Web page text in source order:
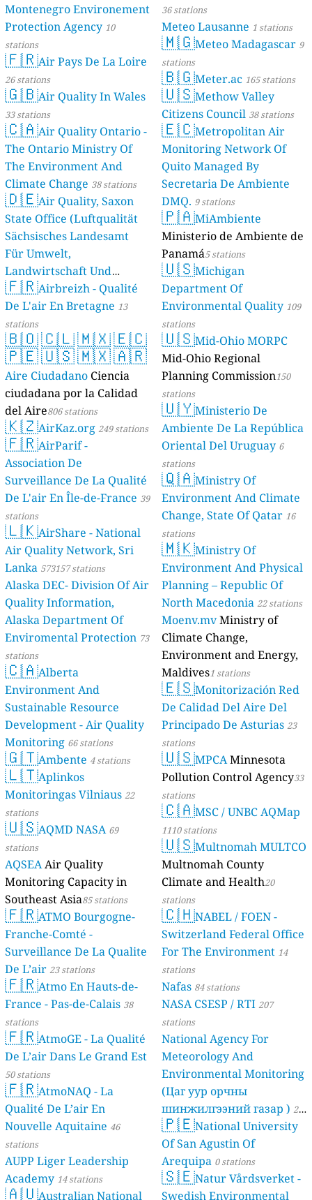
Montenegro Environement
Protection Agency 10
stations
🇫🇷Air Pays De La Loire
26 stations
🇬🇧Air Quality In Wales
33 stations
🇨🇦Air Quality Ontario -
The Ontario Ministry Of
The Environment And
Climate Change 38 stations
🇩🇪Air Quality, Saxon
State Office (Luftqualität
Sächsisches Landesamt
Für Umwelt,
Landwirtschaft Und
Geologie) 50 stations
🇫🇷Airbreizh - Qualité
De L'air En Bretagne 13
stations
🇧🇴🇨🇱🇲🇽🇪🇨
🇵🇪🇺🇸🇲🇽🇦🇷
Aire Ciudadano Ciencia
ciudadana por la Calidad
del Aire806 stations
🇰🇿AirKaz.org 249 stations
🇫🇷AirParif -
Association De
Surveillance De La Qualité
De L'air En Île-de-France 39
stations
🇱🇰AirShare - National
Air Quality Network, Sri
Lanka 573157 stations
Alaska DEC- Division Of Air
Quality Information,
Alaska Department Of
Enviromental Protection 73
stations
🇨🇦Alberta
Environment And
Sustainable Resource
Development - Air Quality
Monitoring 66 stations
🇬🇹Ambente 4 stations
🇱🇹Aplinkos
Monitoringas Vilniaus 22
stations
🇺🇸AQMD NASA 69
stations
AQSEAAir Quality
Monitoring Capacity in
Southeast Asia85 stations
🇫🇷ATMO Bourgogne-
Franche-Comté -
Surveillance De La Qualite
De L’air 23 stations
🇫🇷Atmo En Hauts-de-
France - Pas-de-Calais 38
stations
🇫🇷AtmoGE - La Qualité
De L’air Dans Le Grand Est
50 stations
🇫🇷AtmoNAQ - La
Qualité De L’air En
Nouvelle Aquitaine 46
stations
AUPP Liger Leadership
Academy 14 stations
🇦🇺Australian National
36 stations
Meteo Lausanne 1 stations
🇲🇬Meteo Madagascar 9
stations
🇧🇬Meter.ac 165 stations
🇺🇸Methow Valley
Citizens Council 38 stations
🇪🇨Metropolitan Air
Monitoring Network Of
Quito Managed By
Secretaria De Ambiente
DMQ. 9 stations
🇵🇦MiAmbiente
Ministerio de Ambiente de
Panamá5 stations
🇺🇸Michigan
Department Of
Environmental Quality 109
stations
🇺🇸Mid-Ohio MORPC
Mid-Ohio Regional
Planning Commission150
stations
🇺🇾Ministerio De
Ambiente De La República
Oriental Del Uruguay 6
stations
🇶🇦Ministry Of
Environment And Climate
Change, State Of Qatar 16
stations
🇲🇰Ministry Of
Environment And Physical
Planning – Republic Of
North Macedonia 22 stations
Moenv.mvMinistry of
Climate Change,
Environment and Energy,
Maldives1 stations
🇪🇸Monitorización Red
De Calidad Del Aire Del
Principado De Asturias 23
stations
🇺🇸MPCAMinnesota
Pollution Control Agency33
stations
🇨🇦MSC / UNBC AQMap
1110 stations
🇺🇸Multnomah MULTCO
Multnomah County
Climate and Health20
stations
🇨🇭NABEL / FOEN -
Switzerland Federal Office
For The Environment 14
stations
Nafas 84 stations
NASA CSESP / RTI 207
stations
National Agency For
Meteorology And
Environmental Monitoring
(Цаг уур орчны
шинжилгээний газар ) 21
stations
🇵🇪National University
Of San Agustin Of
Arequipa 0 stations
🇸🇪Natur Vårdsverket -
Swedish Environmental